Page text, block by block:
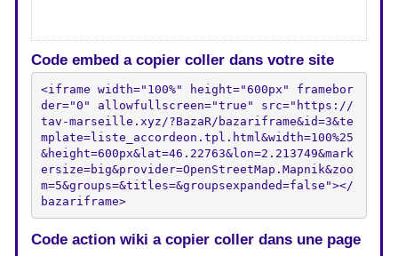
Code embed a copier coller dans votre site
<iframe width="100%" height="600px" framebor
der="0" allowfullscreen="true" src="https://
tav-marseille.xyz/?BazaR/bazariframe&id=3&te
mplate=liste_accordeon.tpl.html&width=100%25
&height=600px&lat=46.22763&lon=2.213749&mark
ersize=big&provider=OpenStreetMap.Mapnik&zoo
m=5&groups=&titles=&groupsexpanded=false"></
bazariframe>
Code action wiki a copier coller dans une page